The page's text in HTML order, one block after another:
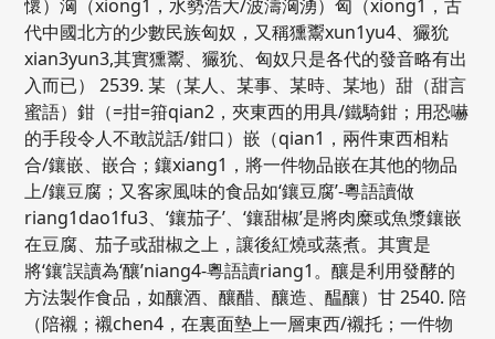
懷）洶（xiong1，水勢浩大/波濤洶湧）匈（xiong1，古
代中國北方的少數民族匈奴，又稱獯鬻xun1yu4、玁狁
xian3yun3,其實獯鬻、玁狁、匈奴只是各代的發音略有出
入而已） 2539. 某（某人、某事、某時、某地）甜（甜言
蜜語）鉗（=拑=箝qian2，夾東西的用具/鐵騎鉗；用恐嚇
的手段令人不敢説話/鉗口）嵌（qian1，兩件東西相粘
合/鑲嵌、嵌合；鑲xiang1，將一件物品嵌在其他的物品
上/鑲豆腐；又客家風味的食品如‘鑲豆腐’-粵語讀做
riang1dao1fu3、‘鑲茄子’、‘鑲甜椒’是將肉糜或魚漿鑲嵌
在豆腐、茄子或甜椒之上，讓後紅燒或蒸煮。其實是
將‘鑲’誤讀為‘釀’niang4-粵語讀riang1。釀是利用發酵的
方法製作食品，如釀酒、釀醋、釀造、醖釀）甘 2540. 陪
（陪襯；襯chen4，在裏面墊上一層東西/襯托；一件物